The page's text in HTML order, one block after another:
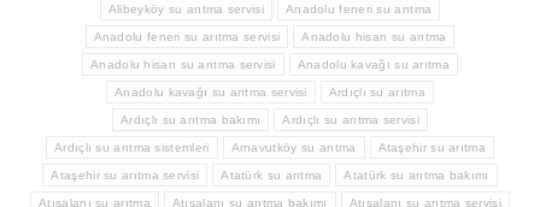
Alibeyköy su arıtma servisi Anadolu feneri su arıtma
Anadolu feneri su arıtma servisi Anadolu hisarı su arıtma
Anadolu hisarı su arıtma servisi Anadolu kavağı su arıtma
Anadolu kavağı su arıtma servisi Ardıçlı su arıtma
Ardıçlı su arıtma bakımı Ardıçlı su arıtma servisi
Ardıçlı su arıtma sistemleri Arnavutköy su arıtma Ataşehir su arıtma
Ataşehir su arıtma servisi Atatürk su arıtma Atatürk su arıtma bakımı
Atışalanı su arıtma Atışalanı su arıtma bakımı Atışalanı su arıtma servisi